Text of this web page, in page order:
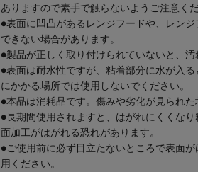
ありますので素手で触らないようご注意くだ
●表面に凹凸があるレンジフードや、レン
できない場合があります。
●製品が正しく取り付けられていないと、汚
●表面は耐水性ですが、粘着部分に水が入
にかかる場所では使用しないでください。
●本品は消耗品です。傷みや劣化が見られた
●長期間使用されますと、はがれにくくな
面加工がはがれる恐れがあります。
●ご使用前に必ず目立たないところで表面
用ください。